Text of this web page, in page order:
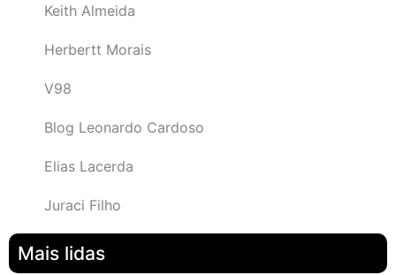
Keith Almeida
Herbertt Morais
V98
Blog Leonardo Cardoso
Elias Lacerda
Juraci Filho
Mais lidas